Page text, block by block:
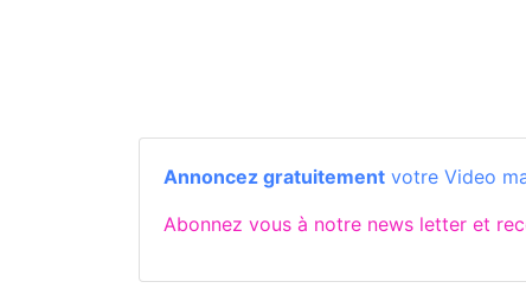
Annoncez gratuitement votre Video
Abonnez vous à notre news letter et